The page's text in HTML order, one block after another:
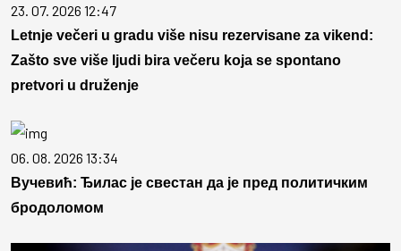
23. 07. 2026 12:47
Letnje večeri u gradu više nisu rezervisane za vikend:
Zašto sve više ljudi bira večeru koja se spontano
pretvori u druženje
06. 08. 2026 13:34
Вучевић: Ђилас је свестан да је пред политичким
бродоломом